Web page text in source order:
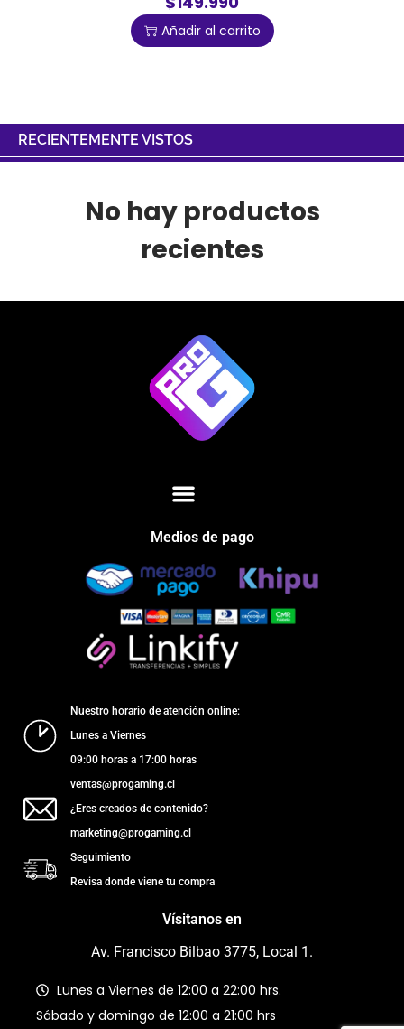
Añadir al carrito
RECIENTEMENTE VISTOS
No hay productos
recientes
Medios de pago
Nuestro horario de atención online:
Lunes a Viernes
09:00 horas a 17:00 horas
ventas@progaming.cl
¿Eres creados de contenido?
marketing@progaming.cl
Seguimiento
Revisa donde viene tu compra
Vísitanos en
Av. Francisco Bilbao 3775, Local 1.
Lunes a Viernes de 12:00 a 22:00 hrs.
Sábado y domingo de 12:00 a 21:00 hrs